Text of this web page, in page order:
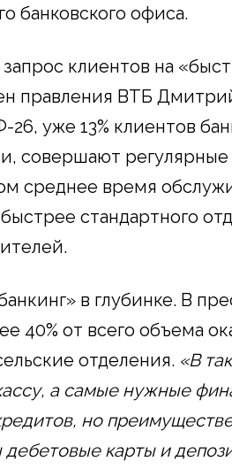
банковского офиса.
клиентов на
правления ВТБ
уже 13% клиентов
совершают регулярные
среднее время
стандартного
в глубинке. В
40% от всего объема
отделения. «В
а самые нужные
но
карты и